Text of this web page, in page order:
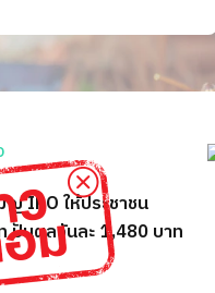
IPO ให้ประชาชน
ปันผลวันละ 1,480 บาท